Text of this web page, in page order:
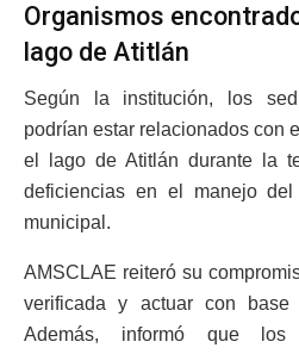
Organismos
lago de Atitlán
Según la institución, los
podrían estar relacionados con
el lago de Atitlán durante la
deficiencias en el manejo
municipal.
AMSCLAE reiteró su
verificada y actuar con base
Además, informó que